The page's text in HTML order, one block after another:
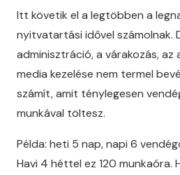
Itt követik el a legtöbben a
nyitvatartási idővel számolnak.
adminisztráció, a várakozás, az
media kezelése nem termel
számít, amit ténylegesen
munkával töltesz.
Példa: heti 5 nap, napi 6
Havi 4 héttel ez 120 munkaóra.